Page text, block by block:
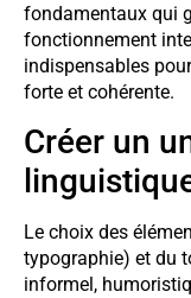
fondamentaux qui
fonctionnement
indispensables
forte et cohérente.
Créer un
Le choix des
typographie) et du
informel,